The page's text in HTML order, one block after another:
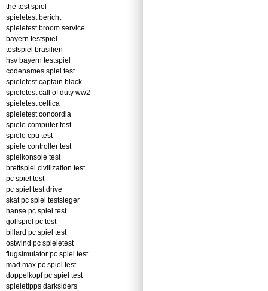
the test spiel
spieletest bericht
spieletest broom service
bayern testspiel
testspiel brasilien
hsv bayern testspiel
codenames spiel test
spieletest captain black
spieletest call of duty ww2
spieletest celtica
spieletest concordia
spiele computer test
spiele cpu test
spiele controller test
spielkonsole test
brettspiel civilization test
pc spiel test
pc spiel test drive
skat pc spiel testsieger
hanse pc spiel test
golfspiel pc test
billard pc spiel test
ostwind pc spieletest
flugsimulator pc spiel test
mad max pc spiel test
doppelkopf pc spiel test
spieletipps darksiders